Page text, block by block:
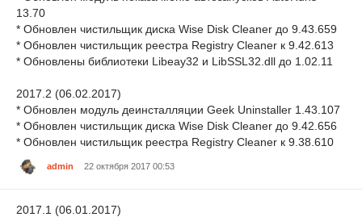
13.70
* Обновлен чистильщик диска Wise Disk Cleaner до 9.43.659
* Обновлен чистильщик реестра Registry Cleaner к 9.42.613
* Обновлены библиотеки Libeay32 и LibSSL32.dll до 1.02.11
2017.2 (06.02.2017)
* Обновлен модуль деинсталляции Geek Uninstaller 1.43.107
* Обновлен чистильщик диска Wise Disk Cleaner до 9.42.656
* Обновлен чистильщик реестра Registry Cleaner к 9.38.610
admin 22 октября 2017 00:53
2017.1 (06.01.2017)